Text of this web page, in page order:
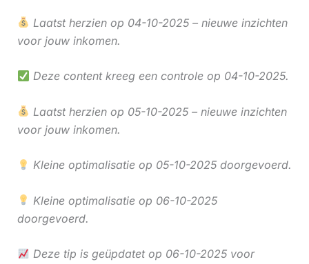
Laatst herzien op 04-10-2025 – nieuwe inzichten
voor jouw inkomen.
Deze content kreeg een controle op 04-10-2025.
Laatst herzien op 05-10-2025 – nieuwe inzichten
voor jouw inkomen.
Kleine optimalisatie op 05-10-2025 doorgevoerd.
Kleine optimalisatie op 06-10-2025
doorgevoerd.
Deze tip is geüpdatet op 06-10-2025 voor